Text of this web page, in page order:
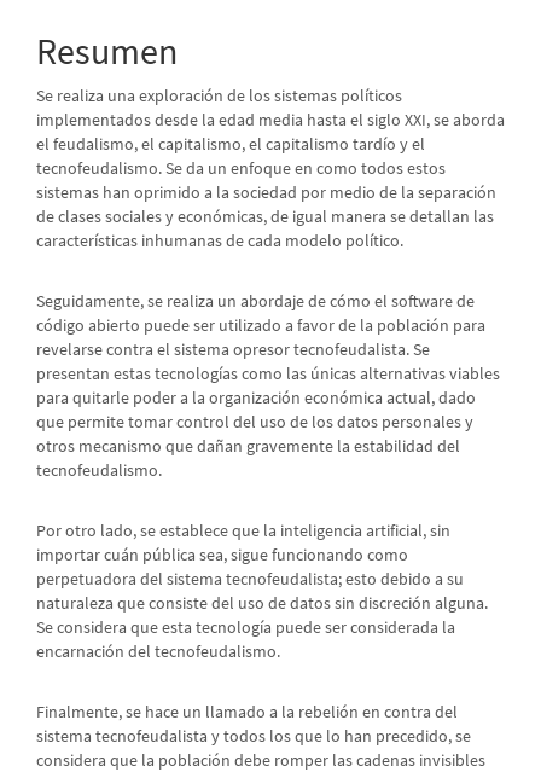
artículo
Resumen
Se realiza una exploración de los sistemas políticos
implementados desde la edad media hasta el siglo XXI, se aborda
el feudalismo, el capitalismo, el capitalismo tardío y el
tecnofeudalismo. Se da un enfoque en como todos estos
sistemas han oprimido a la sociedad por medio de la separación
de clases sociales y económicas, de igual manera se detallan las
características inhumanas de cada modelo político.
Seguidamente, se realiza un abordaje de cómo el software de
código abierto puede ser utilizado a favor de la población para
revelarse contra el sistema opresor tecnofeudalista. Se
presentan estas tecnologías como las únicas alternativas viables
para quitarle poder a la organización económica actual, dado
que permite tomar control del uso de los datos personales y
otros mecanismo que dañan gravemente la estabilidad del
tecnofeudalismo.
Por otro lado, se establece que la inteligencia artificial, sin
importar cuán pública sea, sigue funcionando como
perpetuadora del sistema tecnofeudalista; esto debido a su
naturaleza que consiste del uso de datos sin discreción alguna.
Se considera que esta tecnología puede ser considerada la
encarnación del tecnofeudalismo.
Finalmente, se hace un llamado a la rebelión en contra del
sistema tecnofeudalista y todos los que lo han precedido, se
considera que la población debe romper las cadenas invisibles